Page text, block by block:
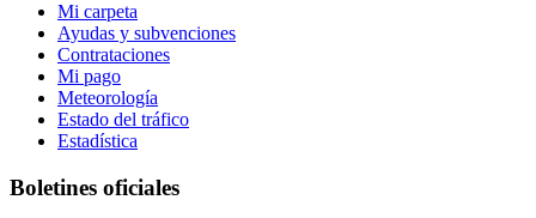
Mi carpeta
Ayudas y subvenciones
Contrataciones
Mi pago
Meteorología
Estado del tráfico
Estadística
Boletines oficiales